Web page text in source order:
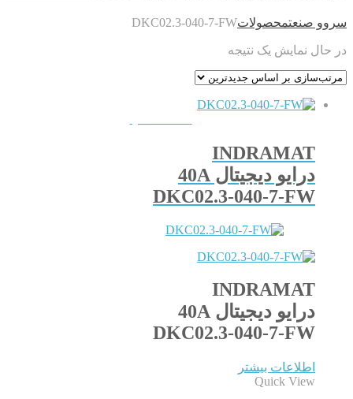
سروو صنعتمحصولاتDKC02.3-040-7-FW
در حال نمایش یک نتیجه
INDRAMAT
درایو دیجیتال 40A
DKC02.3-040-7-FW
INDRAMAT
درایو دیجیتال 40A
DKC02.3-040-7-FW
اطلاعات بیشتر
Quick View